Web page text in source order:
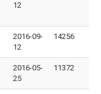
12
2016-09-
12
14256
2016-05-
25
11372